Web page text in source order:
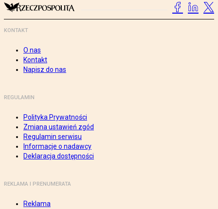
KONTAKT
O nas
Kontakt
Napisz do nas
REGULAMIN
Polityka Prywatności
Zmiana ustawień zgód
Regulamin serwisu
Informacje o nadawcy
Deklaracja dostępności
REKLAMA I PRENUMERATA
Reklama